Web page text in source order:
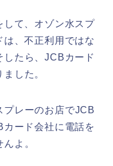
して、オゾン水スプ
、不正利用ではな
したら、JCBカード
した。
プレーのお店でJCB
ード会社に電話を
よ。